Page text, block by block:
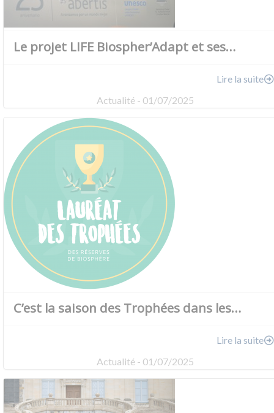
Le projet LIFE Biospher’Adapt et ses…
Lire la suite
Actualité - 01/07/2025
C’est la saison des Trophées dans les…
Lire la suite
Actualité - 01/07/2025